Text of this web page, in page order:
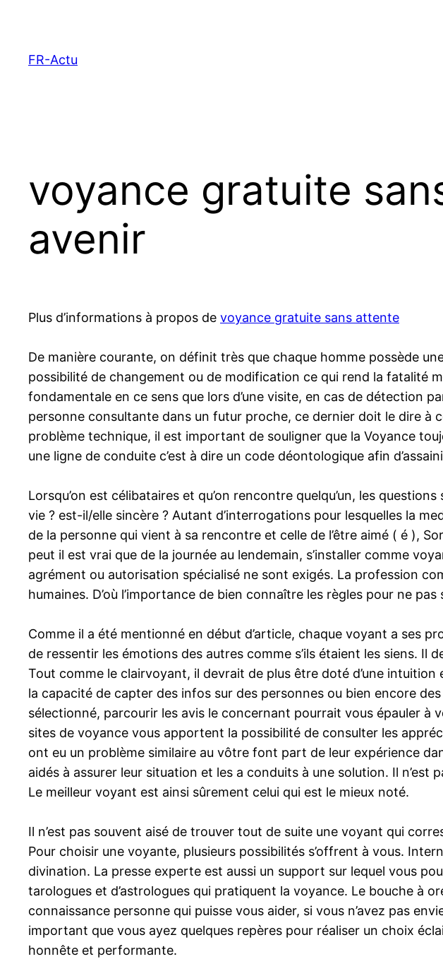
contenu
FR-Actu
voyance gratuite
avenir
Plus d’informations à propos de voyance gratuite sans attente
De manière courante, on définit très que chaque homme possède
possibilité de changement ou de modification ce qui rend la fatalité
fondamentale en ce sens que lors d’une visite, en cas de détection
personne consultante dans un futur proche, ce dernier doit le dire à
problème technique, il est important de souligner que la Voyance
une ligne de conduite c’est à dire un code déontologique afin
Lorsqu’on est célibataires et qu’on rencontre quelqu’un, les
vie ? est-il/elle sincère ? Autant d’interrogations pour lesquelles la
de la personne qui vient à sa rencontre et celle de l’être aimé ( é ),
peut il est vrai que de la journée au lendemain, s’installer comme
agrément ou autorisation spécialisé ne sont exigés. La profession
humaines. D’où l’importance de bien connaître les règles pour ne pas
Comme il a été mentionné en début d’article, chaque voyant a ses
de ressentir les émotions des autres comme s’ils étaient les siens.
Tout comme le clairvoyant, il devrait de plus être doté d’une
la capacité de capter des infos sur des personnes ou bien encore
sélectionné, parcourir les avis le concernant pourrait vous épauler à
sites de voyance vous apportent la possibilité de consulter les
ont eu un problème similaire au vôtre font part de leur expérience
aidés à assurer leur situation et les a conduits à une solution. Il
Le meilleur voyant est ainsi sûrement celui qui est le mieux noté.
Il n’est pas souvent aisé de trouver tout de suite une voyant qui
Pour choisir une voyante, plusieurs possibilités s’offrent à vous.
divination. La presse experte est aussi un support sur lequel vous
tarologues et d’astrologues qui pratiquent la voyance. Le bouche à
connaissance personne qui puisse vous aider, si vous n’avez pas
important que vous ayez quelques repères pour réaliser un choix
honnête et performante.